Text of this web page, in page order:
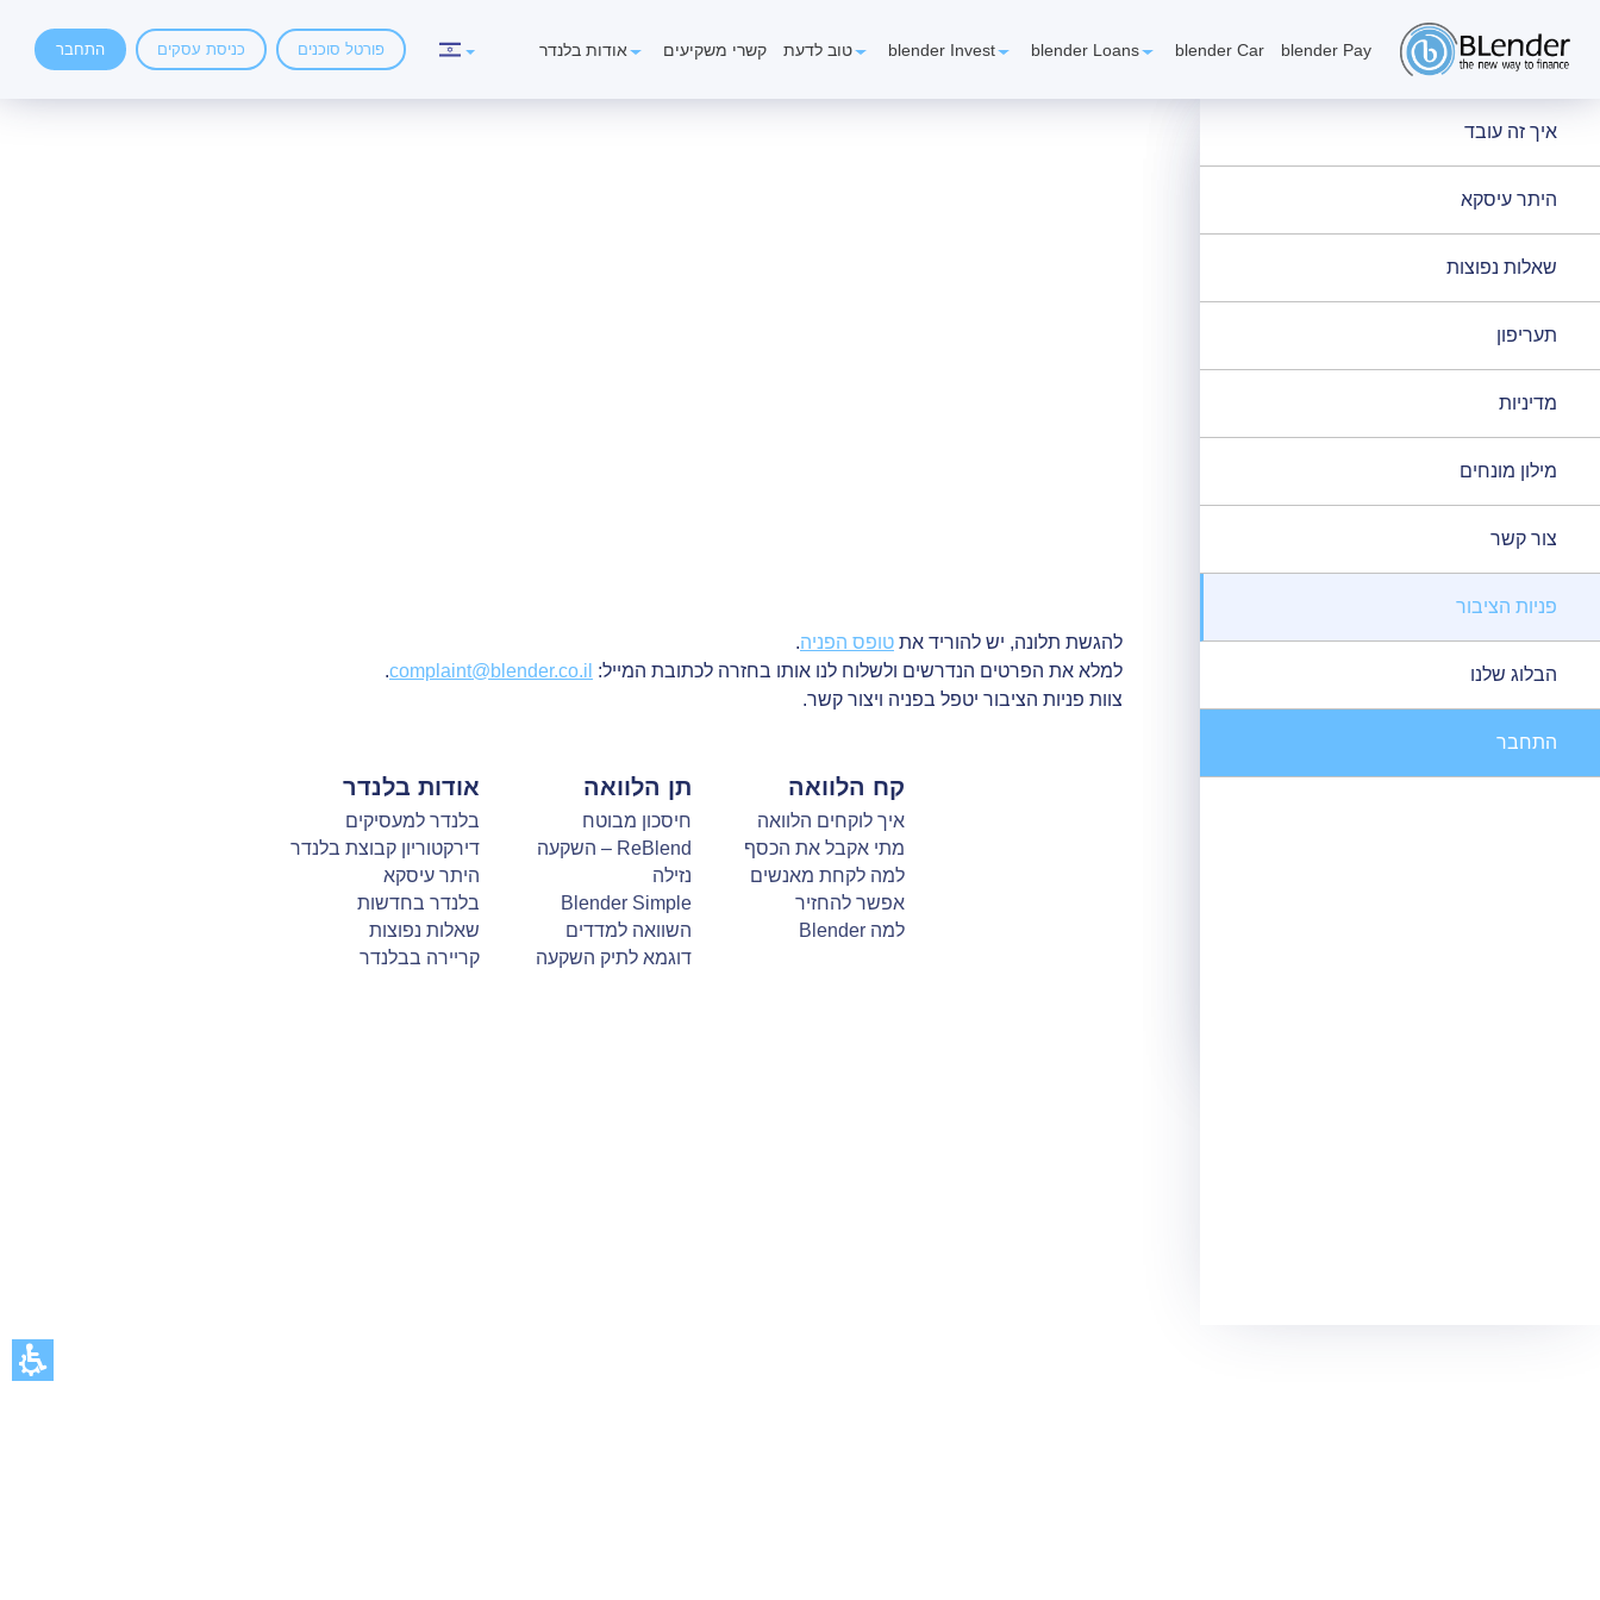
blender Pay
blender Car
blender Loans
blender Invest טוב לדעת קשרי משקיעים אודות בלנדר פורטל סוכנים כניסת עסקים התחבר
איך זה עובד
היתר עיסקא
שאלות נפוצות
תעריפון
מדיניות
מילון מונחים
צור קשר
פניות הציבור
הבלוג שלנו
התחבר
להגשת תלונה, יש להוריד את טופס הפניה.
למלא את הפרטים הנדרשים ולשלוח לנו אותו בחזרה לכתובת המייל: complaint@blender.co.il
.
צוות פניות הציבור יטפל בפניה ויצור קשר.
קח הלוואה
איך לוקחים הלוואה
מתי אקבל את הכסף
למה לקחת מאנשים
אפשר להחזיר
למה Blender
תן הלוואה
חיסכון מבוטח
ReBlend – השקעה
נזילה
Blender Simple
השוואה למדדים
דוגמא לתיק השקעה
אודות בלנדר
בלנדר למעסיקים
דירקטוריון קבוצת בלנדר
היתר עיסקא
בלנדר בחדשות
שאלות נפוצות
קריירה בבלנדר
לסוף
הציבור
הלוואות
באפשרותך
ללחוץ
אנטר